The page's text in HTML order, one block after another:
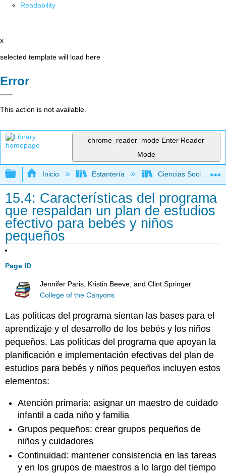
Readability
x
selected template will load here
Error
This action is not available.
chrome_reader_mode Enter Reader
Mode
Expandir/contraer jerarquía global
Inicio Estantería Ciencias Sociales
15.4: Características del programa
que respaldan un plan de estudios
efectivo para bebés y niños
pequeños
Page ID
Jennifer Paris, Kristin Beeve, and Clint Springer
College of the Canyons
Las políticas del programa sientan las bases para el
aprendizaje y el desarrollo de los bebés y los niños
pequeños. Las políticas del programa que apoyan la
planificación e implementación efectivas del plan de
estudios para bebés y niños pequeños incluyen estos
elementos:
Atención primaria: asignar un maestro de cuidado
infantil a cada niño y familia
Grupos pequeños: crear grupos pequeños de
niños y cuidadores
Continuidad: mantener consistencia en las tareas
y en los grupos de maestros a lo largo del tiempo